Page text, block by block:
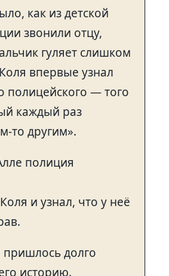
как из детской
звонили отцу,
гуляет слишком
впервые узнал
полицейского — того
каждый раз
то другим».
полиция
и узнал, что у неё
долго
историю.